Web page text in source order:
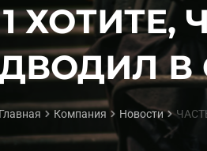
Главная Компания Новости